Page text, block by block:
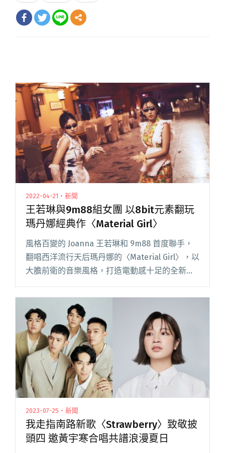
2022-04-21・新聞
王若琳與9m88組女團 以8bit元素翻玩
瑪丹娜經典作〈Material Girl〉
風格百變的 Joanna 王若琳和 9m88 首度聯手，
翻唱西洋流行天后瑪丹娜的〈Material Girl〉，以
大膽前衛的音樂風格，打造電動感十足的全新版
本，成功將經典歌曲玩出全新滋味，歌曲將於 4
月 22 日數位平台全面上架，MV 同閱讀全文 "王
若琳與9m88組女團 以8bit元素翻玩瑪丹娜經典作
〈Material Girl〉"
2023-07-25・新聞
我走指南路新歌〈Strawberry〉致敬披
頭四 邀黃宇寒合唱共譜浪漫夏日